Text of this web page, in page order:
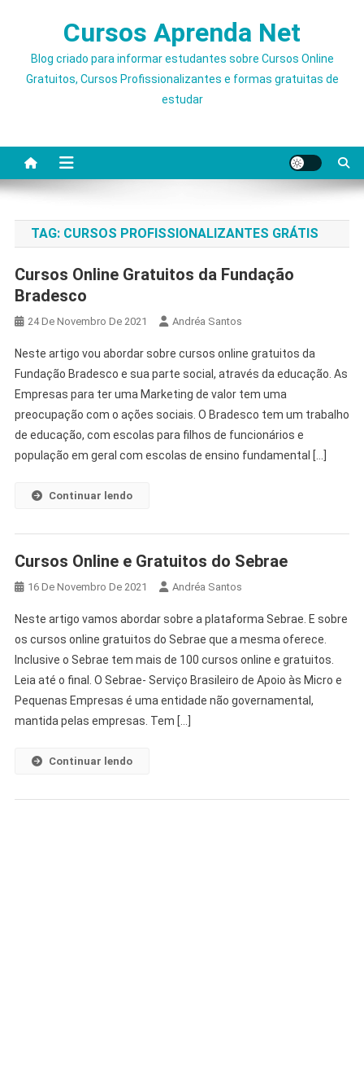
Cursos Aprenda Net
Blog criado para informar estudantes sobre Cursos Online
Gratuitos, Cursos Profissionalizantes e formas gratuitas de
estudar
TAG: CURSOS PROFISSIONALIZANTES GRÁTIS
Cursos Online Gratuitos da Fundação
Bradesco
24 De Novembro De 2021 Andréa Santos
Neste artigo vou abordar sobre cursos online gratuitos da
Fundação Bradesco e sua parte social, através da educação. As
Empresas para ter uma Marketing de valor tem uma
preocupação com o ações sociais. O Bradesco tem um trabalho
de educação, com escolas para filhos de funcionários e
população em geral com escolas de ensino fundamental […]
Continuar lendo
Cursos Online e Gratuitos do Sebrae
16 De Novembro De 2021 Andréa Santos
Neste artigo vamos abordar sobre a plataforma Sebrae. E sobre
os cursos online gratuitos do Sebrae que a mesma oferece.
Inclusive o Sebrae tem mais de 100 cursos online e gratuitos.
Leia até o final. O Sebrae- Serviço Brasileiro de Apoio às Micro e
Pequenas Empresas é uma entidade não governamental,
mantida pelas empresas. Tem […]
Continuar lendo